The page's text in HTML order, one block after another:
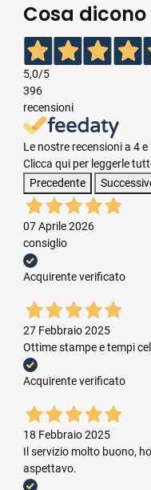
Cosa dicono
5,0/5
396
recensioni
Le nostre recensioni a 4 e
Clicca qui per leggerle
Precedente
07 Aprile 2026
consiglio
Acquirente verificato
27 Febbraio 2025
Ottime stampe e tempi
Acquirente verificato
18 Febbraio 2025
Il servizio molto buono,
aspettavo.